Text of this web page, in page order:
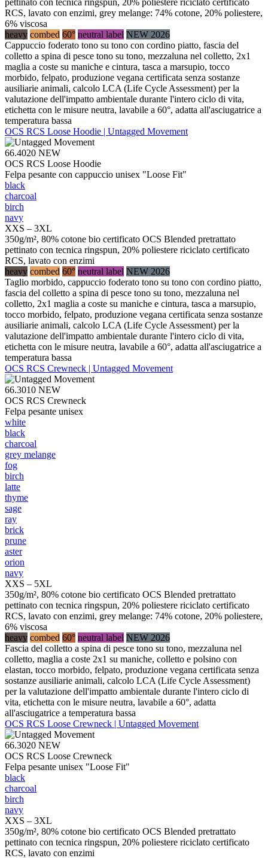
RCS, lavato con enzimi, grey melange: 74% cotone, 20% poliestere,
6% viscosa
heavy combed 60° neutral label NEW 2026
Cappuccio foderato tono su tono con cordino piatto, fascia del
colletto a spina di pesce tono su tono, mezzaluna nel colletto, 2x1
maglia a coste su maniche e cintura, tasca a marsupio, tocco
morbido, felpato, produzione vegana certificata senza sostanze
ausiliarie animali, calcolo LCA (Life Cycle Assessment) per la
valutazione dell'impatto ambientale durante l'intero ciclo di vita,
etichetta con le misure neutra, lavabile a 60°, adatta all'asciugatrice a
temperatura bassa
OCS RCS Loose Hoodie | Untagged Movement
66.4020 NEW
OCS RCS Loose Hoodie
Felpa pesante con cappuccio unisex "Loose Fit"
black
charcoal
birch
navy
XXS – 3XL
350g/m², 80% cotone bio certificato OCS Blended pretrattato
pettinato con tecnica ringspun, 20% poliestere riciclato certificato
RCS, lavato con enzimi
heavy combed 60° neutral label NEW 2026
Taglio morbido, cappuccio foderato tono su tono con cordino piatto,
fascia del colletto a spina di pesce tono su tono, mezzaluna nel
colletto, 2x1 maglia a coste su maniche e cintura, tasca a marsupio,
tocco morbido, felpato, produzione vegana certificata senza sostanze
ausiliarie animali, calcolo LCA (Life Cycle Assessment) per la
valutazione dell'impatto ambientale durante l'intero ciclo di vita,
etichetta con le misure neutra, lavabile a 60°, adatta all'asciugatrice a
temperatura bassa
OCS RCS Crewneck | Untagged Movement
66.3010 NEW
OCS RCS Crewneck
Felpa pesante unisex
white
black
charcoal
grey melange
fog
birch
latte
thyme
sage
ray
brick
prune
aster
orion
navy
XXS – 5XL
350g/m², 80% cotone bio certificato OCS Blended pretrattato
pettinato con tecnica ringspun, 20% poliestere riciclato certificato
RCS, lavato con enzimi, grey melange: 74% cotone, 20% poliestere,
6% viscosa
heavy combed 60° neutral label NEW 2026
Fascia del colletto a spina di pesce tono su tono, mezzaluna nel
colletto, maglia a coste 2x1 su maniche, colletto e polsino con
elastan, tocco morbido, felpato, produzione vegana certificata senza
sostanze ausiliarie animali, calcolo LCA (Life Cycle Assessment)
per la valutazione dell'impatto ambientale durante l'intero ciclo di
vita, etichetta con le misure neutra, lavabile a 60°, adatta
all'asciugatrice a temperatura bassa
OCS RCS Loose Crewneck | Untagged Movement
66.3020 NEW
OCS RCS Loose Crewneck
Felpa pesante unisex "Loose Fit"
black
charcoal
birch
navy
XXS – 3XL
350g/m², 80% cotone bio certificato OCS Blended pretrattato
pettinato con tecnica ringspun, 20% poliestere riciclato certificato
RCS, lavato con enzimi